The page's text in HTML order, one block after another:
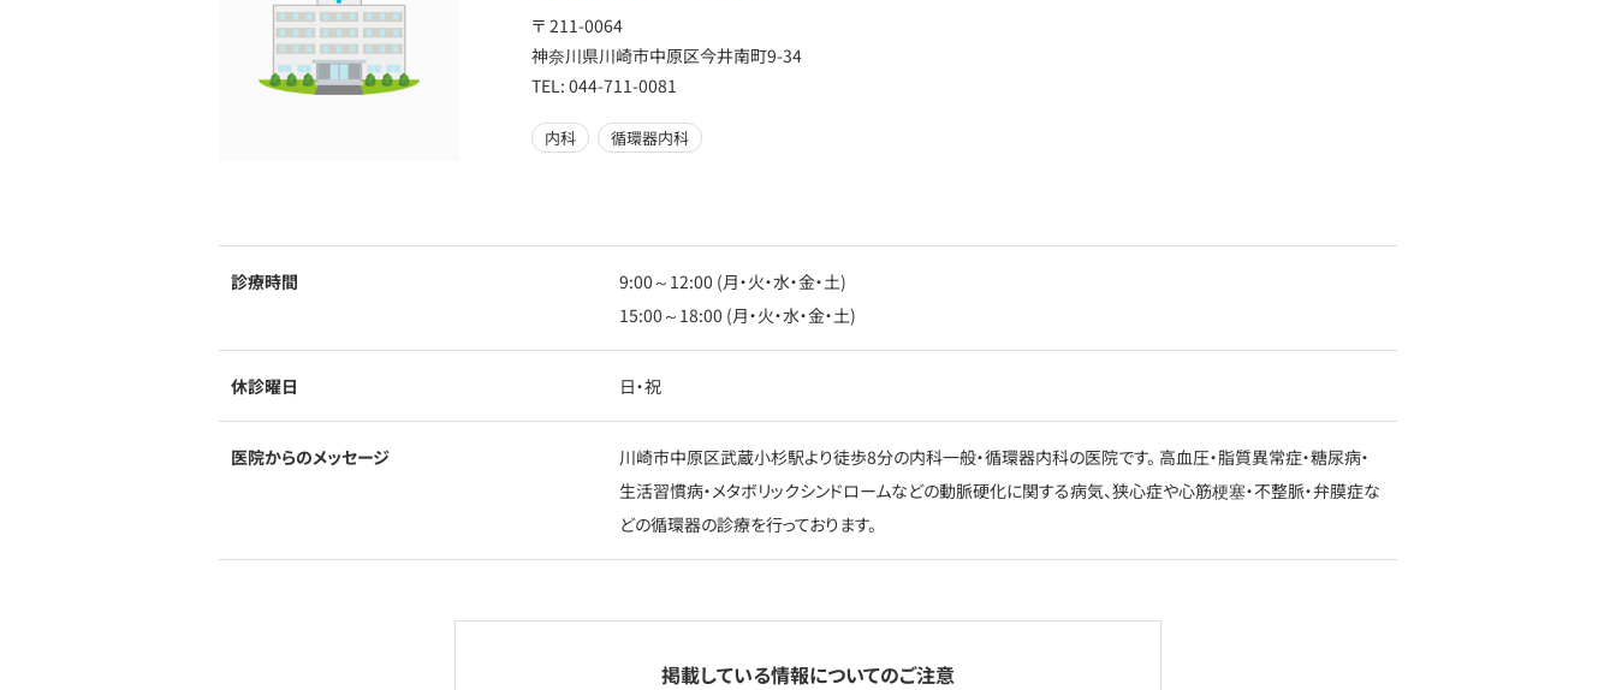
〒 211-0064
神奈川県川崎市中原区今井南町9-34
TEL: 044-711-0081
内科 循環器内科
診療時間
9:00～12:00 (月・火・水・金・土)
15:00～18:00 (月・火・水・金・土)
休診曜日 日・祝
医院からのメッセージ
川崎市中原区武蔵小杉駅より徒歩8分の内科一般・循環器内科の医院です。 高血圧・脂質異常症・糖尿病・
生活習慣病・メタボリックシンドロームなどの動脈硬化に関する病気、狭心症や心筋梗塞・不整脈・弁膜症な
どの循環器の診療を行っております。
掲載している情報についてのご注意